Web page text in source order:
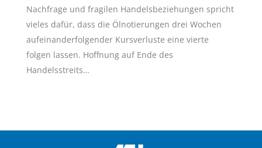
Nachfrage und fragilen Handelsbeziehungen spricht
vieles dafür, dass die Ölnotierungen drei Wochen
aufeinanderfolgender Kursverluste eine vierte
folgen lassen. Hoffnung auf Ende des
Handelsstreits…